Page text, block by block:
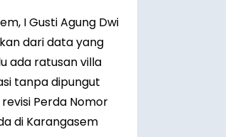
I Gusti Agung Dwi
dari data yang
ada ratusan villa
tanpa dipungut
Perda Nomor
di Karangasem